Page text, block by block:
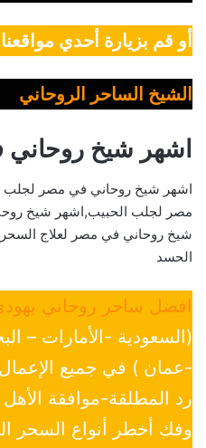
أو قم بزيارة أحدي
الشيخ الساحر الروحاني
اشهر شيخ روحاني
اشهر شيخ روحاني في مصر لجلب
مصر لجلب الحبيب,اشهر شيخ
شيخ روحاني في مصر لعلاج
الحسد
افضل ساحر روحاني
(السعودية -الأمارات –
-عمان ) في جميع
رد المطلقة-موافقة
وفك أخطر أنواع السحر